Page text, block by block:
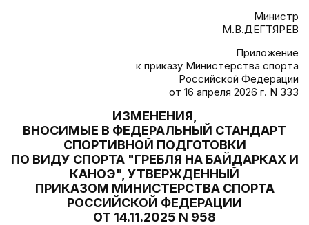
Министр
М.В.ДЕГТЯРЕВ
Приложение
к приказу Министерства спорта
Российской Федерации
от 16 апреля 2026 г. N 333
ИЗМЕНЕНИЯ,
ВНОСИМЫЕ В ФЕДЕРАЛЬНЫЙ СТАНДАРТ
СПОРТИВНОЙ ПОДГОТОВКИ
ПО ВИДУ СПОРТА "ГРЕБЛЯ НА БАЙДАРКАХ И
КАНОЭ", УТВЕРЖДЕННЫЙ
ПРИКАЗОМ МИНИСТЕРСТВА СПОРТА
РОССИЙСКОЙ ФЕДЕРАЦИИ
ОТ 14.11.2025 N 958